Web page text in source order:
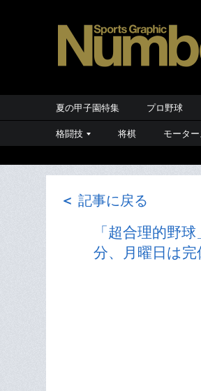
夏の甲子園特集 プロ野球
格闘技 将棋 モータ
＜ 記事に戻る
「超合理的野
分、月曜日は